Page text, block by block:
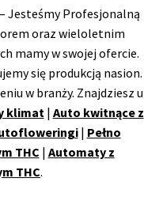
Jesteśmy Profesjonalną
oraz wieloletnim
mamy w swojej ofercie.
się produkcją nasion.
w branży. Znajdziesz u
klimat| Auto kwitnące z
| Pełno
THC | Automaty z
THC.